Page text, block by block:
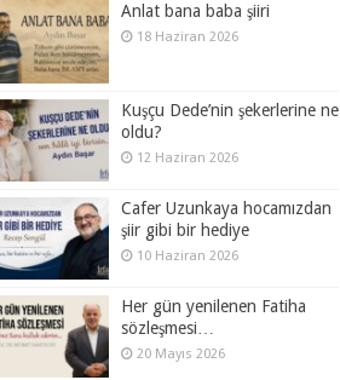
Anlat bana baba şiiri
18 Haziran 2026
Kuşçu Dede’nin şekerlerine ne
oldu?
12 Haziran 2026
Cafer Uzunkaya hocamızdan
şiir gibi bir hediye
10 Haziran 2026
Her gün yenilenen Fatiha
sözleşmesi…
20 Mayıs 2026